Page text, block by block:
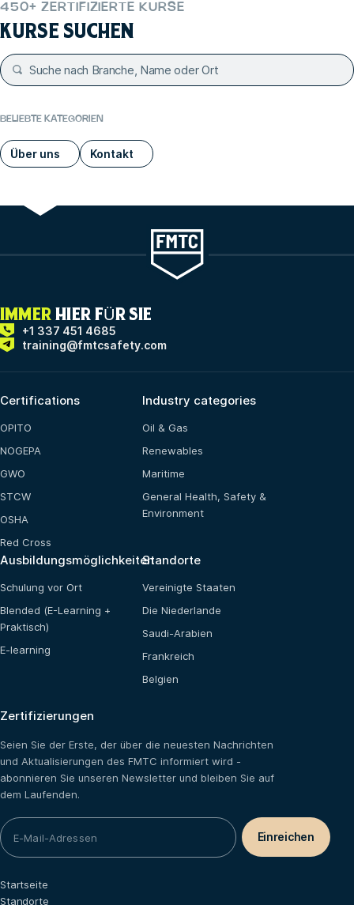
450+ ZERTIFIZIERTE KURSE
KURSE SUCHEN
BELIEBTE KATEGORIEN
Über uns Kontakt
IMMER HIER FÜR SIE
+1 337 451 4685
training@fmtcsafety.com
Certifications
OPITO
NOGEPA
GWO
STCW
OSHA
Red Cross
Industry categories
Oil & Gas
Renewables
Maritime
General Health, Safety &
Environment
Ausbildungsmöglichkeiten
Schulung vor Ort
Blended (E-Learning +
Praktisch)
E-learning
Standorte
Vereinigte Staaten
Die Niederlande
Saudi-Arabien
Frankreich
Belgien
Zertifizierungen
Seien Sie der Erste, der über die neuesten Nachrichten
und Aktualisierungen des FMTC informiert wird -
abonnieren Sie unseren Newsletter und bleiben Sie auf
dem Laufenden.
Startseite
Standorte